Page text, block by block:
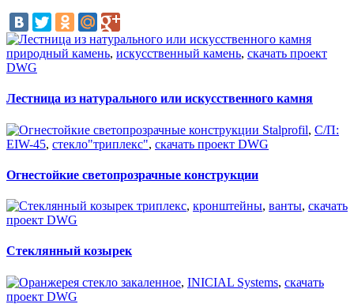
природный камень, искусственный камень, скачать проект
DWG
Лестница из натурального или искусственного камня
Stalprofil, С/П:
EIW-45, стекло"триплекс", скачать проект DWG
Огнестойкие светопрозрачные конструкции
триплекс, кронштейны, ванты, скачать
проект DWG
Стеклянный козырек
стекло закаленное, INICIAL Systems, скачать
проект DWG